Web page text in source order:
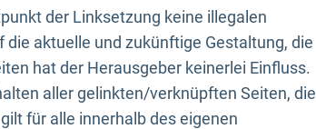
der Linksetzung keine illegalen
aktuelle und zukünftige Gestaltung, die
hat der Herausgeber keinerlei Einfluss.
aller gelinkten/verknüpften Seiten, die
für alle innerhalb des eigenen